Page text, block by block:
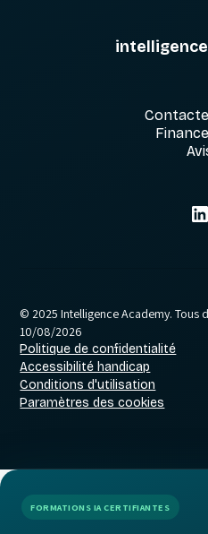
© 2025 Intelligence Academy. Tous
10/08/2026
Politique de confidentialité
Accessibilité handicap
Conditions d'utilisation
Paramètres des cookies
FORMATIONS IA CERTIFIANTES